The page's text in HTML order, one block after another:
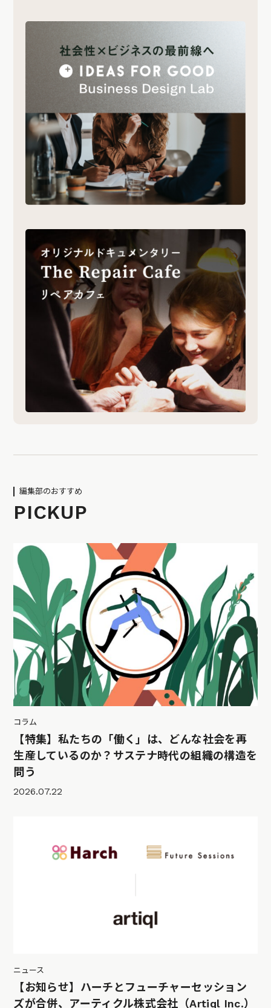
編集部のおすすめ
PICKUP
コラム
【特集】私たちの「働く」は、どんな社会を再
生産しているのか？サステナ時代の組織の構造を
問う
2026.07.22
ニュース
【お知らせ】ハーチとフューチャーセッション
ズが合併、アーティクル株式会社（Artiql Inc.）